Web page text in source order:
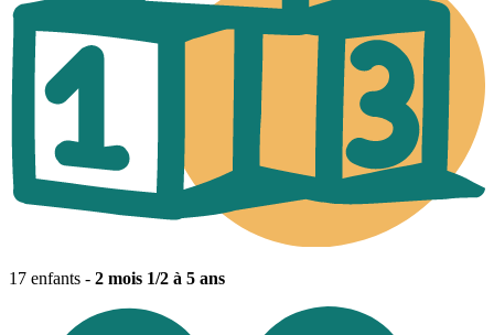
17 enfants - 2 mois 1/2 à 5 ans